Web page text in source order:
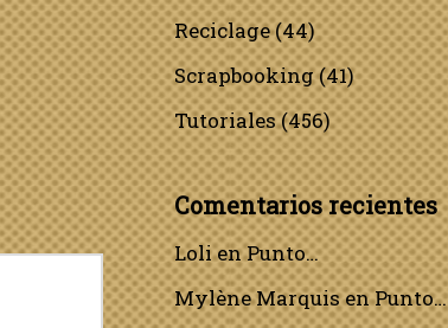
Reciclage(44)
Scrapbooking(41)
Tutoriales(456)
Comentarios recientes
LolienPunto…
Mylène MarquisenPunto…